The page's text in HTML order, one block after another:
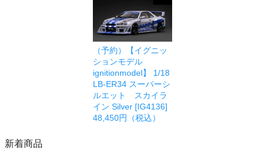
（予約）【イグニッ
ションモデル
ignitionmodel】 1/18
LB-ER34 スーパーシ
ルエット スカイラ
イン Silver [IG4136]
48,450円（税込）
新着商品